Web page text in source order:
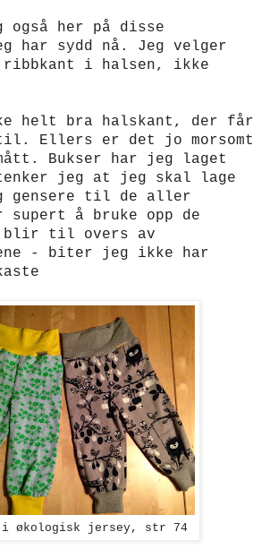
også her på disse
har sydd nå. Jeg velger
i halsen, ikke
helt bra halskant, der får
Ellers er det jo morsomt
Bukser har jeg laget
tenker jeg at jeg skal lage
gensere til de aller
supert å bruke opp de
blir til overs av
- biter jeg ikke har
i økologisk jersey, str 74